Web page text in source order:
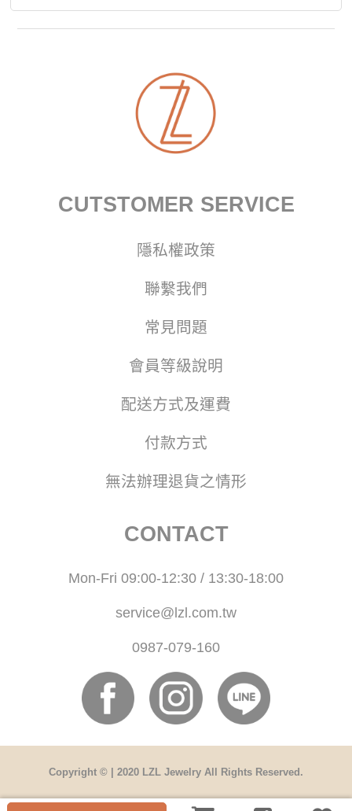
CUTSTOMER SERVICE
隱私權政策
聯繫我們
常見問題
會員等級說明
配送方式及運費
付款方式
無法辦理退貨之情形
CONTACT
Mon-Fri 09:00-12:30 / 13:30-18:00
service@lzl.com.tw
0987-079-160
Copyright © | 2020 LZL Jewelry All Rights Reserved.